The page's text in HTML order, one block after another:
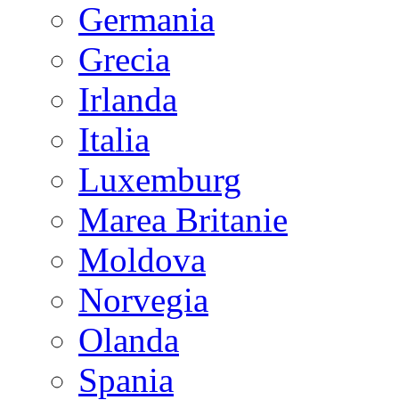
Germania
Grecia
Irlanda
Italia
Luxemburg
Marea Britanie
Moldova
Norvegia
Olanda
Spania